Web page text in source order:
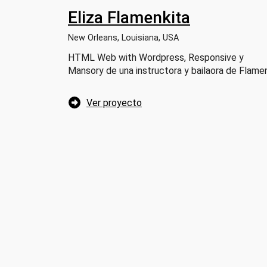
Eliza Flamenkita
New Orleans, Louisiana, USA
HTML Web with Wordpress, Responsive y
Mansory de una instructora y bailaora de
Ver proyecto